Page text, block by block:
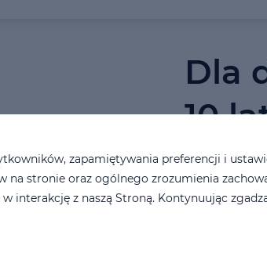
Dla
10
Dla tych,
nasz
tylko
przyjemny
zapamiętywania preferencji i
na stronie oraz ogólnego zrozumienia
interakcję z naszą Stroną. Kontynuując